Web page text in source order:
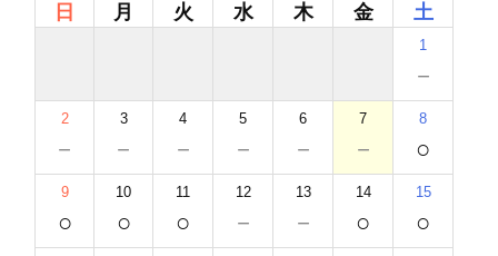
日 月 火 水 木 金 土
1
－
2
－
3
－
4
－
5
－
6
－
7
－
8
○
9
○
10
○
11
○
12
－
13
－
14
○
15
○